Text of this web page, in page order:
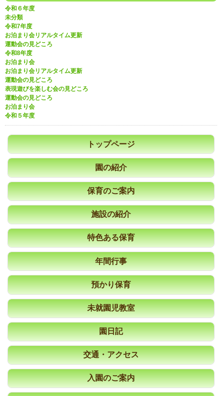
令和６年度
未分類
令和7年度
お泊まり会リアルタイム更新
運動会の見どころ
令和8年度
お泊まり会
お泊まり会リアルタイム更新
運動会の見どころ
表現遊びを楽しむ会の見どころ
運動会の見どころ
お泊まり会
令和５年度
トップページ
園の紹介
保育のご案内
施設の紹介
特色ある保育
年間行事
預かり保育
未就園児教室
園日記
交通・アクセス
入園のご案内